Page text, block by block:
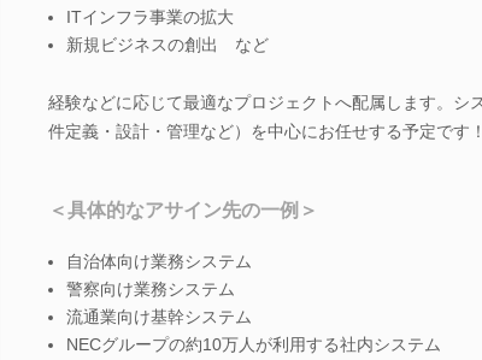
ITインフラ事業の拡大
新規ビジネスの創出 など
経験などに応じて最適なプロジェクトへ配属します。シ
件定義・設計・管理など）を中心にお任せする予定です！
＜具体的なアサイン先の一例＞
自治体向け業務システム
警察向け業務システム
流通業向け基幹システム
NECグループの約10万人が利用する社内システム